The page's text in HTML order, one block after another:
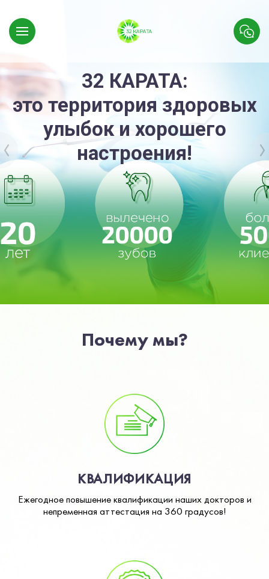
32 КАРАТА:
это территория здоровых
улыбок и хорошего
настроения!
Почему мы?
КВАЛИФИКАЦИЯ
Ежегодное повышение квалификации наших докторов и
непременная аттестация на 360 градусов!